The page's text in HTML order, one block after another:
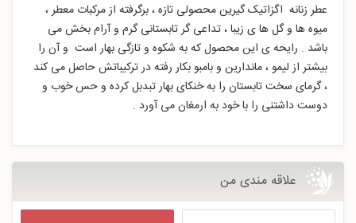
عطر زنانه اگزاتیک گیرین محصولی تازه ، برگرفته از مرکبات معطر ،
میوه ها و گل ها ی زیبا ، تداعی گر تابستانی گرم و آرام بخش می
باشد . رایحه ی این محصول که به شکوه و تازگی بهار است و آن را
بیشتر از لیمو ، ماندارین و بامبو بکار رفته در ترکیباتش حاصل می کند
، گرمای سخت تابستان را به خنکای بهار تبدبل کرده و حس خوب و
دوست داشتنی را با خود به ارمغان می آورد .
علاقه مندی من